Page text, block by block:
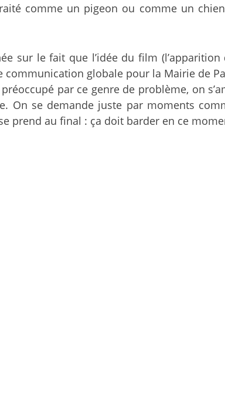
comme un pigeon ou comme un
sur le fait que l’idée du film
communication globale pour la Mairie de
par ce genre de problème, on
e. On se demande juste par moments
prend au final : ça doit barder en ce